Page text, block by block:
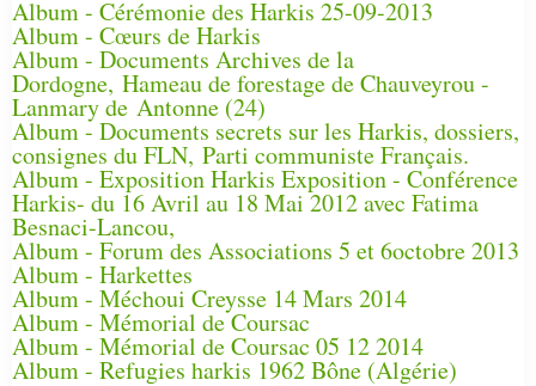
Album - Cérémonie des Harkis 25-09-2013
Album - Cœurs de Harkis
Album - Documents Archives de la
Dordogne, Hameau de forestage de Chauveyrou -
Lanmary de Antonne (24)
Album - Documents secrets sur les Harkis, dossiers,
consignes du FLN, Parti communiste Français.
Album - Exposition Harkis Exposition - Conférence
Harkis- du 16 Avril au 18 Mai 2012 avec Fatima
Besnaci-Lancou,
Album - Forum des Associations 5 et 6octobre 2013
Album - Harkettes
Album - Méchoui Creysse 14 Mars 2014
Album - Mémorial de Coursac
Album - Mémorial de Coursac 05 12 2014
Album - Refugies harkis 1962 Bône (Algérie)